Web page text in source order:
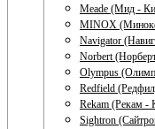
Meade (Мид -
MINOX
Navigator
Norbert
Olympus
Redfield
Rekam (Рекам -
Sightron